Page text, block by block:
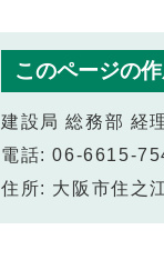
このページの
建設局 総務部 経
電話: 06-6615-
住所: 大阪市住之